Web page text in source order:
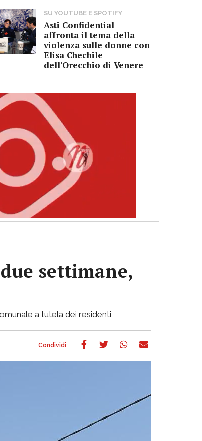
SU YOUTUBE E SPOTIFY
Asti Confidential
affronta il tema della
violenza sulle donne con
Elisa Chechile
dell'Orecchio di Venere
settimane,
a tutela dei residenti